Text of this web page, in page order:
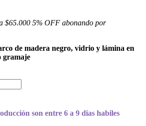
$65.000 5% OFF abonando por
de madera negro, vidrio y lámina en
gramaje
son entre 6 a 9 dias habiles